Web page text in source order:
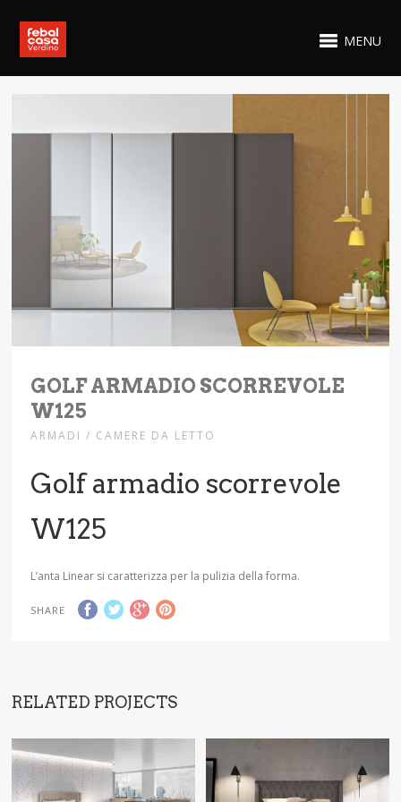
MENU
GOLF ARMADIO SCORREVOLE
W125
ARMADI / CAMERE DA LETTO
Golf armadio scorrevole
W125
L’anta Linear si caratterizza per la pulizia della forma.
SHARE
RELATED PROJECTS